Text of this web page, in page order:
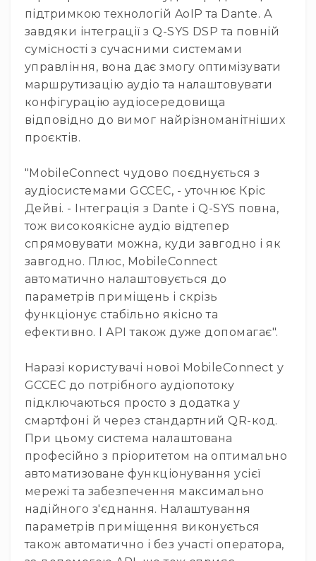
телефонії
Для
офісів
та
колл-
Аксесуари
Рішення
для
трансляцій
звуку
Готові
для
нарад
і
конференцій
Спікерфони
Конференційні
Бари
Системи
синхронного
перекладу
Презентаційні/
екскурсійні
системи
Системи
службового
Панелі
підтримкою технологій AoIP та Dante. А
завдяки інтеграції з Q-SYS DSP та повній
сумісності з сучасними системами
управління, вона дає змогу оптимізувати
маршрутизацію аудіо та налаштовувати
конфігурацію аудіосередовища
відповідно до вимог найрізноманітніших
проєктів.
"MobileConnect чудово поєднується з
аудіосистемами GCCEC, - уточнює Кріс
Дейві. - Інтеграція з Dante і Q-SYS повна,
тож високоякісне аудіо відтепер
спрямовувати можна, куди завгодно і як
завгодно. Плюс, MobileConnect
автоматично налаштовується до
параметрів приміщень і скрізь
функціонує стабільно якісно та
ефективно. І API також дуже допомагає".
Наразі користувачі нової MobileConnect у
GCCEC до потрібного аудіопотоку
підключаються просто з додатка у
смартфоні й через стандартний QR-код.
При цьому система налаштована
професійно з пріоритетом на оптимально
автоматизоване функціонування усієї
мережі та забезпечення максимально
надійного з'єднання. Налаштування
параметрів приміщення виконується
також автоматично і без участі оператора,